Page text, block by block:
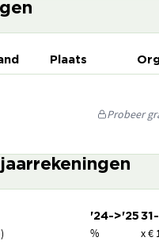
Plaats
Probeer
'24->'25
% x €